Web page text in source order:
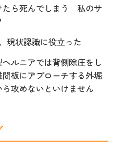
たら死んでしまう 私のサ
現状認識に役立った
ルニアでは背側除圧をし
板にアプローチする外堀
攻めないといけません